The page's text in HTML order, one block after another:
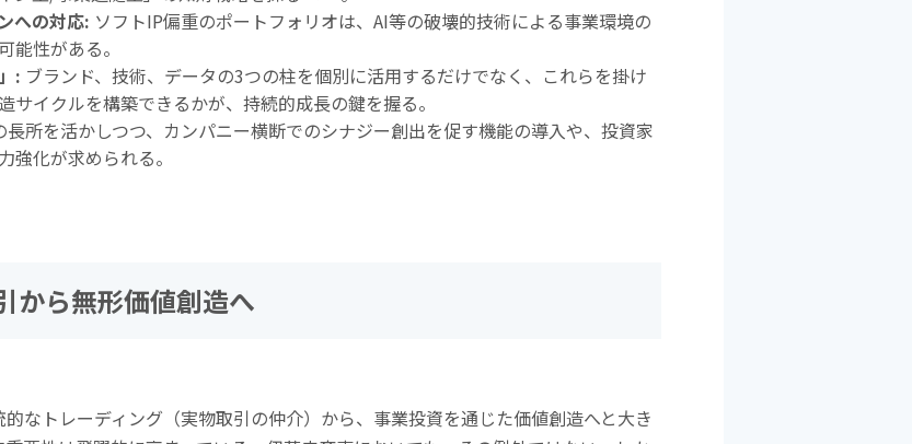
への対応: ソフトIP偏重のポートフォリオは、 AI等の破壊的技術による事業環境の
能性がある。
: ブランド、技術、データの3つの柱を個別に活用するだけでなく、これらを掛け
サイクルを構築できるかが、持続的成長の鍵を握る。
所を活かしつつ、カンパニー横断でのシナジー創出を促す機能の導入や、投資家
強化が求められる。
から無形価値創造へ
なトレーディング（実物取引の仲介）から、事業投資を通じた価値創造へと大き